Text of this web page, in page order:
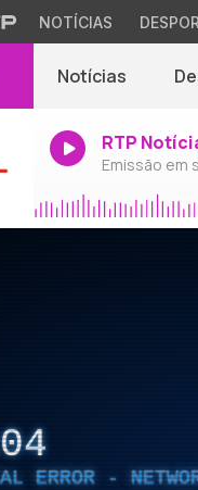
NOTÍCIAS
Notícias
RTP
Emissão em
ERROR -